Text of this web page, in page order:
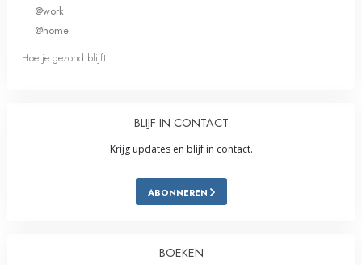
@work
@home
Hoe je gezond blijft
BLIJF IN CONTACT
Krijg updates en blijf in contact.
ABONNEREN
BOEKEN